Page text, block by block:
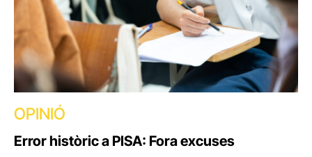
OPINIÓ
Error històric a PISA: Fora excuses